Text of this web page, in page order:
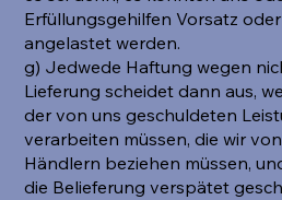
Erfüllungsgehilfen Vorsatz
angelastet werden.
g) Jedwede Haftung wegen
Lieferung scheidet dann aus,
der von uns geschuldeten
verarbeiten müssen, die wir
Händlern beziehen müssen,
die Belieferung verspätet